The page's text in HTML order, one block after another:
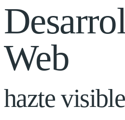
Web
hazte visible